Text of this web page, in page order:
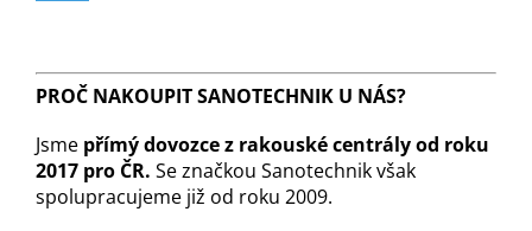
PROČ NAKOUPIT SANOTECHNIK U NÁS?
Jsme přímý dovozce z rakouské centrály od roku
2017 pro ČR. Se značkou Sanotechnik však
spolupracujeme již od roku 2009.